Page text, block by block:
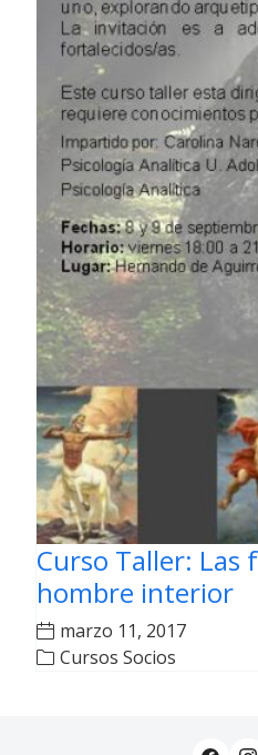
Curso Taller: Las
hombre interior
marzo 11, 2017
Cursos Socios